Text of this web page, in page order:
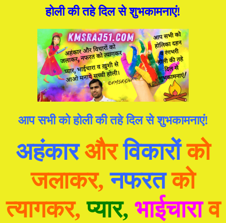
होली की तहे दिल से शुभकामनाएं!
आप सभी को होली की तहे दिल से शुभकामनाएं!
अहंकारऔरविकारोंको
जलाकर,नफरतको
त्यागकर,प्यार, भाईचारा व